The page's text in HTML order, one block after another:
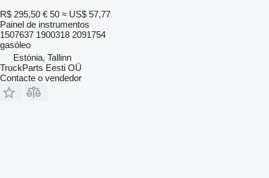
R$ 295,50 € 50 ≈ US$ 57,77
Painel de instrumentos
1507637 1900318 2091754
gasóleo
Estónia, Tallinn
TruckParts Eesti OÜ
Contacte o vendedor